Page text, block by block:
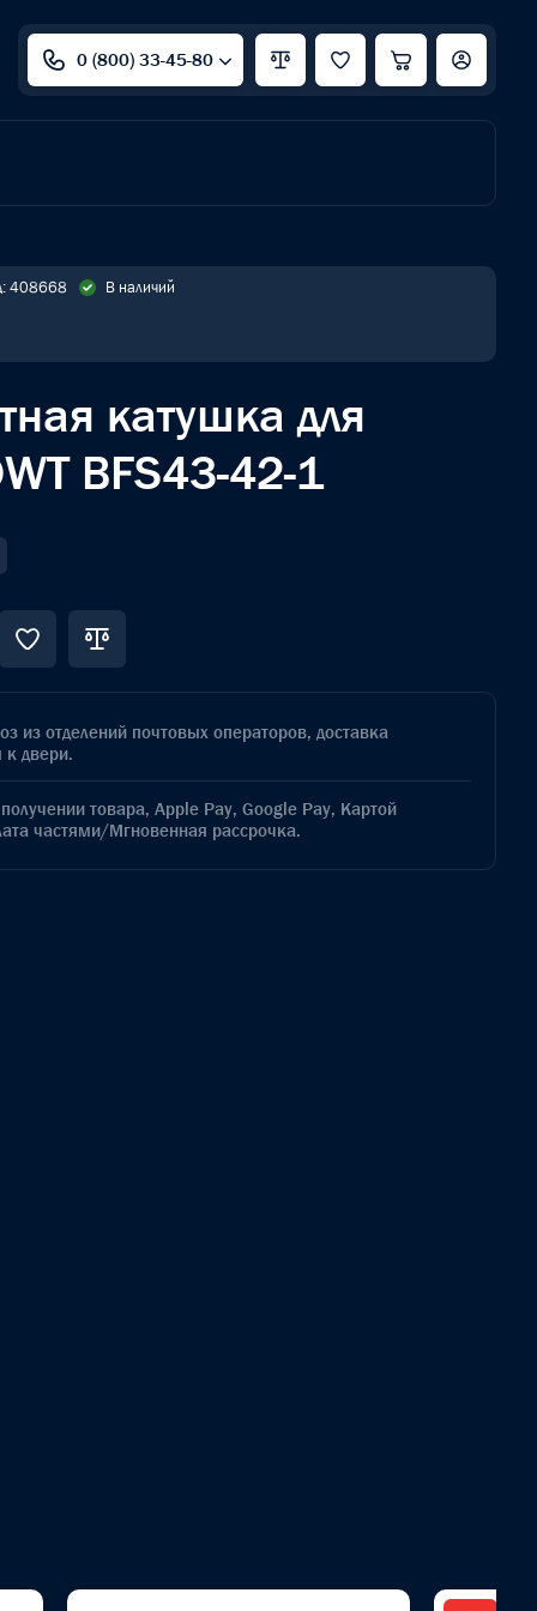
0 (800) 33-45-80
408668 В наличий
катушка для
BFS43-42-1
из отделений почтовых операторов, доставка
к двери.
товара, Apple Pay, Google Pay, Картой
частями/Мгновенная рассрочка.